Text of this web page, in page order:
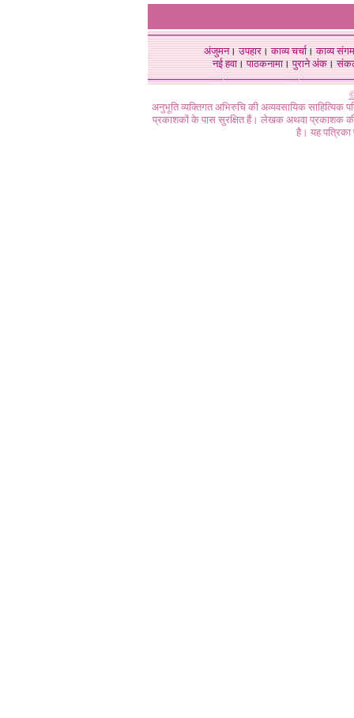
अंजुमन।उपहार।काव्य चर्चा।काव्य संगम
नई हवा। पाठकनामा। पुराने अंक।
अनुभूति व्यक्तिगत अभिरुचि की अव्यवसायिक
प्रकाशकों के पास सुरक्षित हैं। लेखक अथवा प्रकाशक की
है। यह पत्रिका